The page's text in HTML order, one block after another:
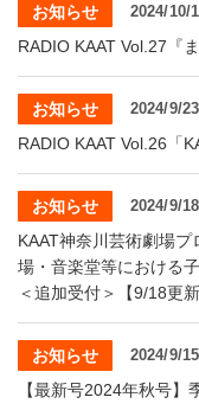
お知らせ 2024/10/
RADIO KAAT Vol.27『
お知らせ 2024/9/23
RADIO KAAT Vol.26「
お知らせ 2024/9/18
KAAT神奈川芸術劇場
場・音楽堂等における
＜追加受付＞【9/18更新
お知らせ 2024/9/15
【最新号2024年秋号】